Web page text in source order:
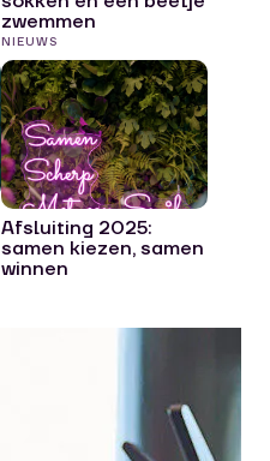
zwemmen
NIEUWS
Afsluiting 2025:
samen kiezen, samen
winnen